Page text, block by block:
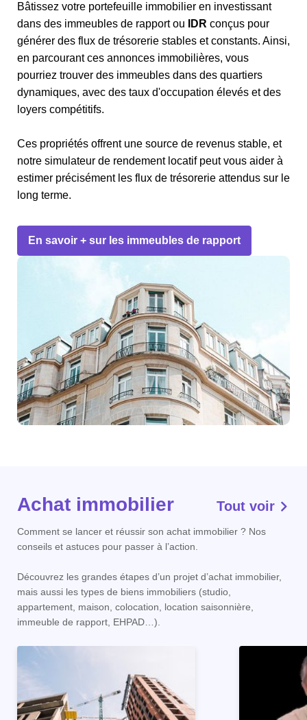
Bâtissez votre portefeuille immobilier en investissant
dans des immeubles de rapport ou
IDR conçus pour
générer des flux de trésorerie stables et constants. Ainsi,
en parcourant ces annonces immobilières, vous
pourriez trouver des immeubles dans des quartiers
dynamiques, avec des taux d'occupation élevés et des
loyers compétitifs.
Ces propriétés offrent une source de revenus stable, et
notre simulateur de rendement locatif peut vous aider à
estimer précisément les flux de trésorerie attendus sur le
long terme.
En savoir + sur les immeubles de rapport
Achat immobilier Tout voir
Comment se lancer et réussir son achat immobilier ? Nos
conseils et astuces pour passer à l’action.
Découvrez les grandes étapes d’un projet d’achat immobilier,
mais aussi les types de biens immobiliers (studio,
appartement, maison, colocation, location saisonnière,
immeuble de rapport, EHPAD…).